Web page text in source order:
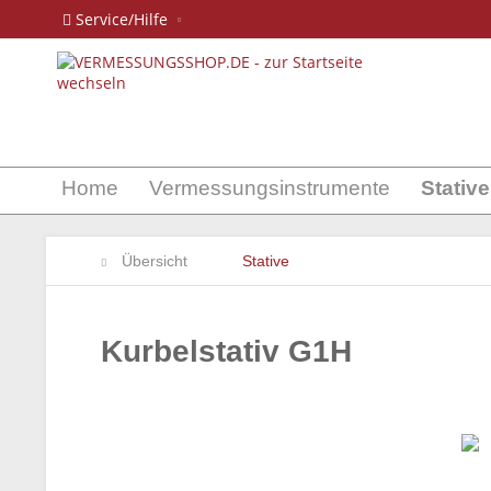
Service/Hilfe
Home Vermessungsinstrumente Stative
Übersicht Stative
Kurbelstativ G1H